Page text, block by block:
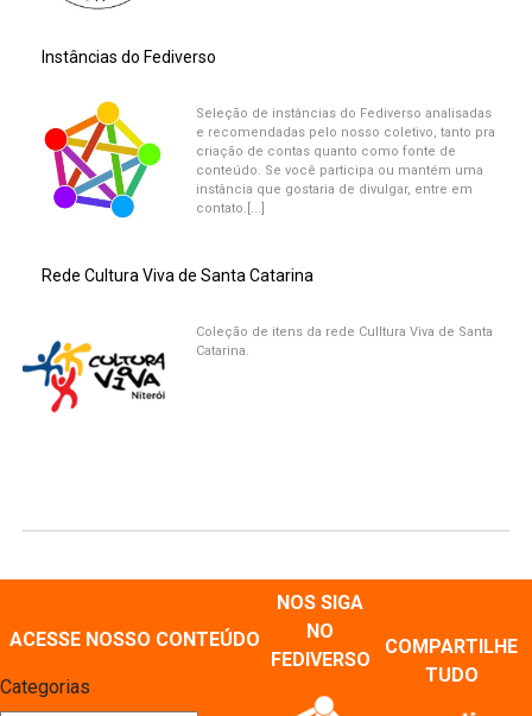
Instâncias do Fediverso
Seleção de instâncias do Fediverso analisadas
e recomendadas pelo nosso coletivo, tanto pra
criação de contas quanto como fonte de
conteúdo. Se você participa ou mantém uma
instância que gostaria de divulgar, entre em
contato.[...]
Rede Cultura Viva de Santa Catarina
Coleção de itens da rede Culltura Viva de Santa
Catarina.
ACESSE NOSSO CONTEÚDO
Categorias
NOS SIGA
NO
FEDIVERSO
COMPARTILHE
TUDO